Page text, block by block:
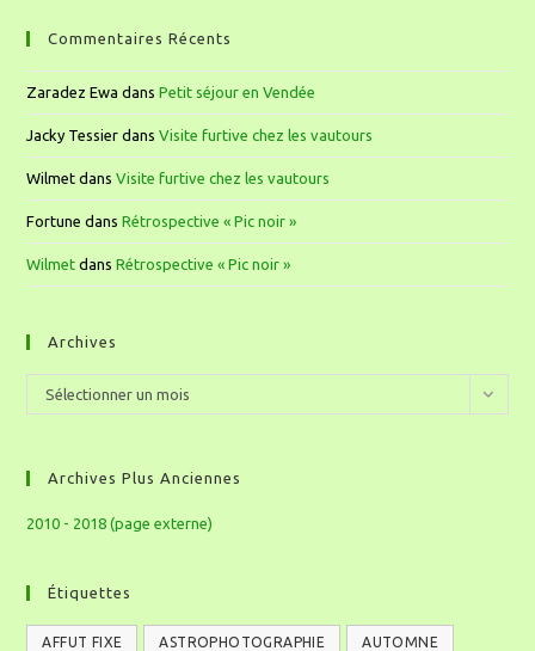
Commentaires Récents
Zaradez Ewa dansPetit séjour en Vendée
Jacky Tessier dansVisite furtive chez les vautours
Wilmet dansVisite furtive chez les vautours
Fortune dansRétrospective « Pic noir »
Wilmet dansRétrospective « Pic noir »
Archives
Sélectionner un mois
Archives Plus Anciennes
2010 - 2018 (page externe)
Étiquettes
AFFUT FIXE ASTROPHOTOGRAPHIE AUTOMNE